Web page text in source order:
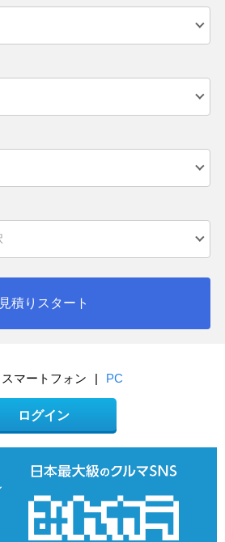
見積りスタート
スマートフォン | PC
ログイン